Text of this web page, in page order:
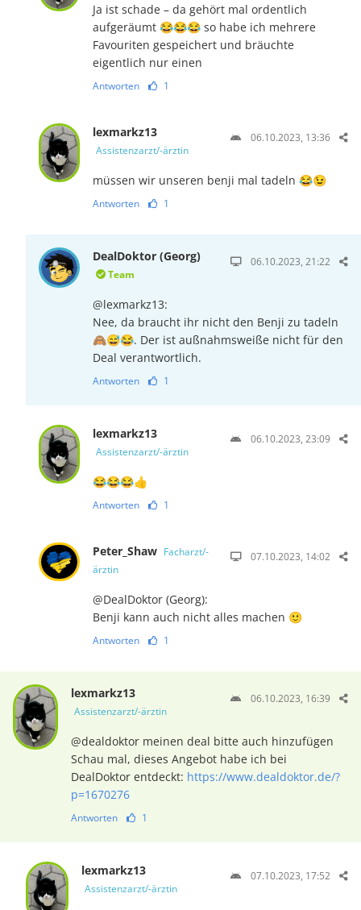
Ja ist schade – da gehört mal ordentlich
aufgeräumt 😂😂😂 so habe ich mehrere
Favouriten gespeichert und bräuchte
eigentlich nur einen
Antworten 1
lexmarkz13
Assistenzarzt/-ärztin
06.10.2023, 13:36
müssen wir unseren benji mal tadeln 😂😉
Antworten 1
DealDoktor (Georg)
Team
06.10.2023, 21:22
@lexmarkz13:
Nee, da braucht ihr nicht den Benji zu tadeln
🙈😅😂. Der ist außnahmsweiße nicht für den
Deal verantwortlich.
Antworten 1
lexmarkz13
Assistenzarzt/-ärztin
06.10.2023, 23:09
😂😂😂👍
Antworten 1
Peter_Shaw Facharzt/-
ärztin
07.10.2023, 14:02
@DealDoktor (Georg):
Benji kann auch nicht alles machen 🙂
Antworten 1
lexmarkz13
Assistenzarzt/-ärztin
06.10.2023, 16:39
@dealdoktor meinen deal bitte auch hinzufügen
Schau mal, dieses Angebot habe ich bei
DealDoktor entdeckt: https://www.dealdoktor.de/?
p=1670276
Antworten 1
lexmarkz13
Assistenzarzt/-ärztin
07.10.2023, 17:52